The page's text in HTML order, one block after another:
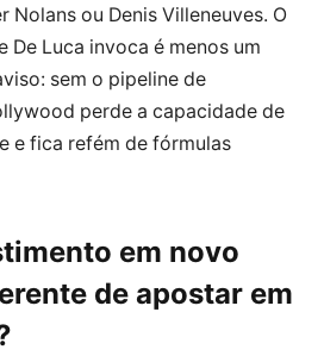
Nolans ou Denis Villeneuves. O
De Luca invoca é menos um
sem o pipeline de
perde a capacidade de
e fica refém de fórmulas
em novo
de apostar em